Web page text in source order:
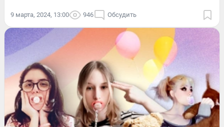
9 марта, 2024, 13:00 946 Обсудить